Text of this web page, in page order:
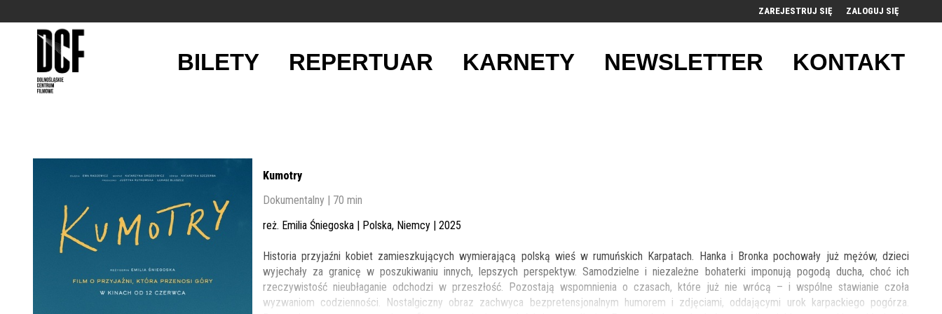
ZAREJESTRUJ SIĘ ZALOGUJ SIĘ
0,00
BILETY REPERTUAR KARNETY NEWSLETTER KONTAKT
Kumotry
Dokumentalny | 70 min
reż. Emilia Śniegoska | Polska, Niemcy | 2025
Historia przyjaźni kobiet zamieszkujących wymierającą polską wieś w rumuńskich Karpatach. Hanka i Bronka pochowały już mężów, dzieci
wyjechały za granicę w poszukiwaniu innych, lepszych perspektyw. Samodzielne i niezależne bohaterki imponują pogodą ducha, choć ich
rzeczywistość nieubłaganie odchodzi w przeszłość. Pozostają wspomnienia o czasach, które już nie wrócą – i wspólne stawianie czoła
wyzwaniom codzienności. Nostalgiczny obraz zachwyca bezpretensjonalnym humorem i zdjęciami, oddającymi urok karpackiego pogórza.